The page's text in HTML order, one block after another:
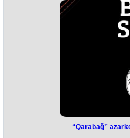
səviyyədədir və çox qeyri-
Agentliyinin (ANAMA)
jurnalistlərə
minatəmizləyənlərə
əməliyyatlarına başlayan
olan məlumatlardan
“Qarabağ”